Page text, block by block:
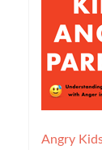
Angry